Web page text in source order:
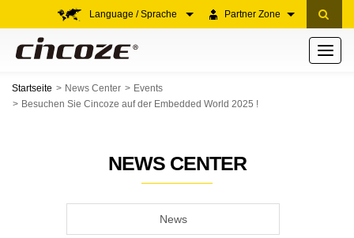
Partner Zone
Language / Sprache
Toggle
Startseite News Center
Events
Besuchen Sie Cincoze auf der Embedded World 2025 !
NEWS CENTER
News